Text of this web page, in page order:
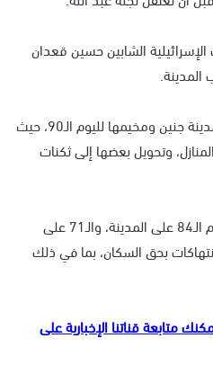
الشابين حسين قعدان
واستمر الهجوم الإسرائيلي على مدينة جنين ومخيمها لليوم الـ90، حيث
وتحويل بعضها إلى ثكنات
وفي طولكرم، استمر الهجوم لليوم الـ84 على المدينة، والـ71 على
بحق السكان، بما في ذلك
كل ما يخص "عرب 48" يُمكنك متابعة قناتنا الإخبارية على